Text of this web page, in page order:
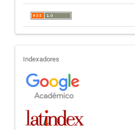
indexadores
Indexadores